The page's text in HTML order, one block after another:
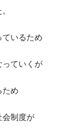
いるため
っていくが
ため
会制度が